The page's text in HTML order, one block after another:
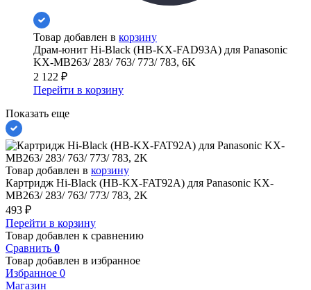
Товар добавлен в корзину
Драм-юнит Hi-Black (HB-KX-FAD93A) для Panasonic
KX-MB263/ 283/ 763/ 773/ 783, 6K
2 122 ₽
Перейти в корзину
Показать еще
Товар добавлен в корзину
Картридж Hi-Black (HB-KX-FAT92A) для Panasonic KX-
MB263/ 283/ 763/ 773/ 783, 2K
493 ₽
Перейти в корзину
Товар добавлен к сравнению
Сравнить 0
Товар добавлен в избранное
Избранное 0
Магазин